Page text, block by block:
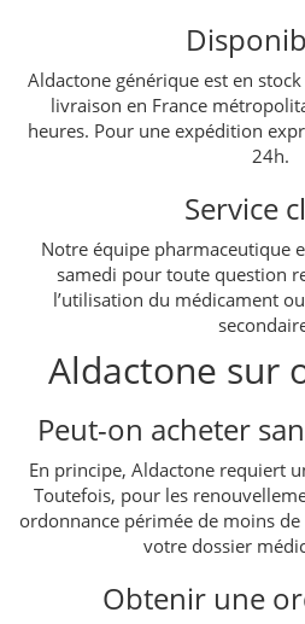
Aldactone générique est en
livraison en France
heures. Pour une expédition
24h.
Service
Notre équipe pharmaceutique
samedi pour toute question
l’utilisation du médicament
Aldactone sur
Peut-on acheter
En principe, Aldactone requiert
Toutefois, pour les
ordonnance périmée de moins
votre dossier
Obtenir une